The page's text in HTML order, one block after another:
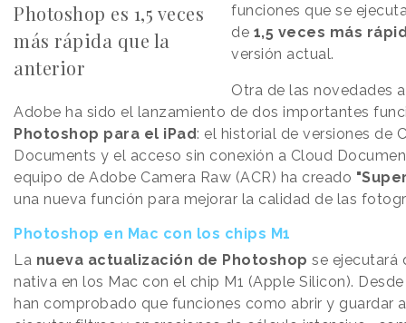
Photoshop es 1,5 veces
más rápida que la
anterior
funciones que se
de 1,5 veces más
versión actual.
Otra de las novedades
Adobe ha sido el lanzamiento de dos importantes
Photoshop para el iPad: el historial de versiones de
Documents y el acceso sin conexión a Cloud
equipo de Adobe Camera Raw (ACR) ha creado
una nueva función para mejorar la calidad de las
Photoshop en Mac con los chips M1
La nueva actualización de Photoshop se ejecutará
nativa en los Mac con el chip M1 (Apple Silicon).
han comprobado que funciones como abrir y guardar